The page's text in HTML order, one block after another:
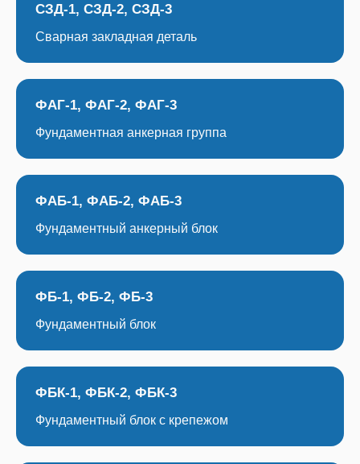
СЗД-1, СЗД-2, СЗД-3
Сварная закладная деталь
ФАГ-1, ФАГ-2, ФАГ-3
Фундаментная анкерная группа
ФАБ-1, ФАБ-2, ФАБ-3
Фундаментный анкерный блок
ФБ-1, ФБ-2, ФБ-3
Фундаментный блок
ФБК-1, ФБК-2, ФБК-3
Фундаментный блок с крепежом